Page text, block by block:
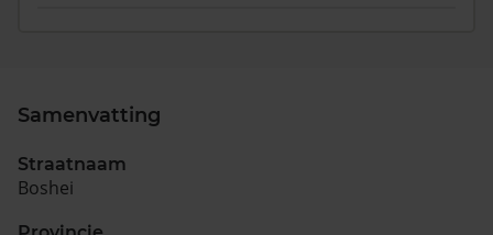
Maandag t/m vrijdag - 08:00 -18:00
Samenvatting
Straatnaam
Boshei